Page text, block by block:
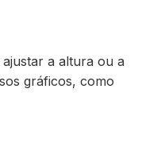
a altura ou a
gráficos, como